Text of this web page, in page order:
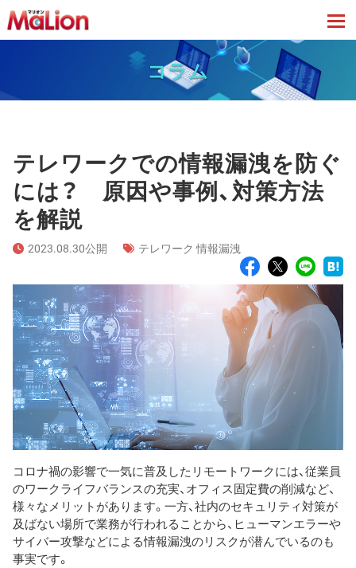
コラム
テレワークでの情報漏洩を防ぐ
には？ 原因や事例、対策方法
を解説
2023.08.30公開 テレワーク 情報漏洩
コロナ禍の影響で一気に普及したリモートワークには、従業員
のワークライフバランスの充実、オフィス固定費の削減など、
様々なメリットがあります。一方、社内のセキュリティ対策が
及ばない場所で業務が行われることから、ヒューマンエラーや
サイバー攻撃などによる情報漏洩のリスクが潜んでいるのも
事実です。